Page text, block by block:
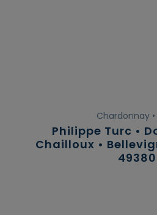
Chardonnay •
Philippe Turc •
Chailloux •
49380